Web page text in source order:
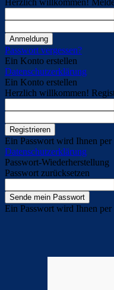
Herzlich willkommen!
Passwort vergessen?
Ein Konto erstellen
Datenschutzerklärung
Ein Konto erstellen
Herzlich willkommen!
Ein Passwort wird Ihnen
Datenschutzerklärung
Passwort-Wiederherstellung
Passwort zurücksetzen
Ein Passwort wird Ihnen